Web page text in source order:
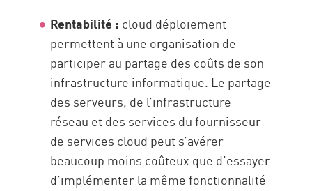
Rentabilité : cloud déploiement
permettent à une organisation de
participer au partage des coûts de son
infrastructure informatique. Le partage
des serveurs, de l’infrastructure
réseau et des services du fournisseur
de services cloud peut s’avérer
beaucoup moins coûteux que d’essayer
d’implémenter la même fonctionnalité